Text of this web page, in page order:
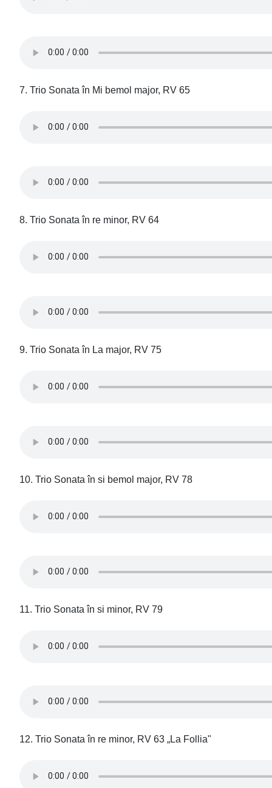
7. Trio Sonata în Mi bemol major, RV 65
8. Trio Sonata în re minor, RV 64
9. Trio Sonata în La major, RV 75
10. Trio Sonata în si bemol major, RV 78
11. Trio Sonata în si minor, RV 79
12. Trio Sonata în re minor, RV 63 „La Follia"